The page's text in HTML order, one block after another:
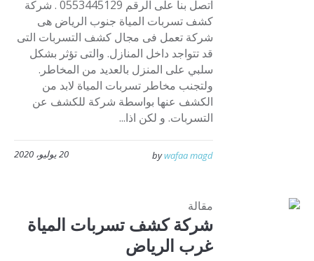
اتصل بنا على الرقم 0553445129 . شركة
كشف تسربات المياة جنوب الرياض هى
شركة تعمل فى مجال كشف التسربات التى
قد تتواجد داخل المنازل. والتى تؤثر بشكل
سلبي على المنزل بالعديد من المخاطر.
ولتجنب مخاطر تسربات المياة لابد من
الكشف عنها بواسطة شركة للكشف عن
التسربات. و لكن اذا...
20 يوليو، 2020 bywafaa magd
مقالة
شركة كشف تسربات المياة
غرب الرياض